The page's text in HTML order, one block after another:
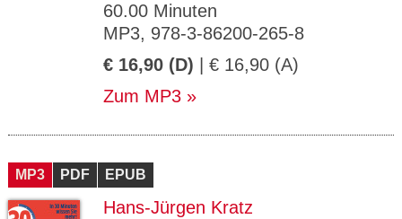
60.00 Minuten
MP3, 978-3-86200-265-8
€ 16,90 (D) | € 16,90 (A)
Zum MP3
MP3 PDF EPUB
Hans-Jürgen Kratz